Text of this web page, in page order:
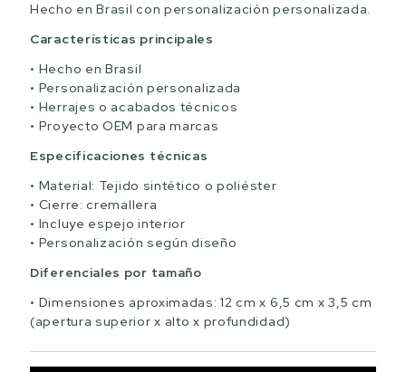
Hecho en Brasil con personalización personalizada.
Características principales
Hecho en Brasil
Personalización personalizada
Herrajes o acabados técnicos
Proyecto OEM para marcas
Especificaciones técnicas
Material: Tejido sintético o poliéster
Cierre: cremallera
Incluye espejo interior
Personalización según diseño
Diferenciales por tamaño
Dimensiones aproximadas: 12 cm x 6,5 cm x 3,5 cm
(apertura superior x alto x profundidad)